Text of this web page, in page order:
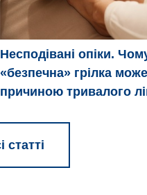
Несподівані опіки.
«безпечна» грілка
причиною тривалого
статті